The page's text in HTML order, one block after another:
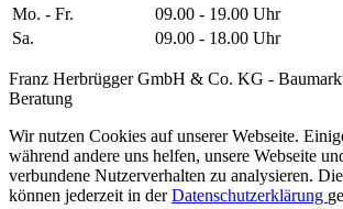
Mo. - Fr.
09.00 - 19.00 Uhr
Sa.
09.00 - 18.00 Uhr
Franz Herbrügger GmbH & Co. KG -
Beratung
Wir nutzen Cookies auf unserer Webseite.
während andere uns helfen, unsere Webseite
verbundene Nutzerverhalten zu analysieren.
können jederzeit in derDatenschutzerklärung